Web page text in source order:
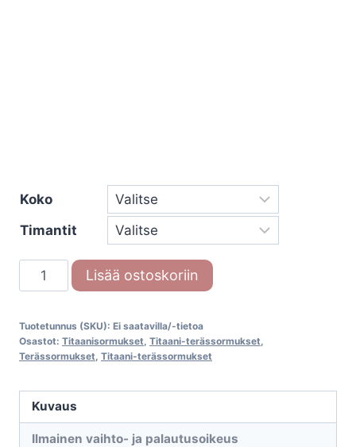
Koko
Timantit
Titaani-
terässormus
30120-
060-
määrä
Lisää ostoskoriin
Tuotetunnus (SKU): Ei saatavilla/-tietoa
Osastot: Titaanisormukset Titaani-terässormukset
Terässormukset Titaani-terässormukset
Kuvaus
Ilmainen vaihto- ja palautusoikeus